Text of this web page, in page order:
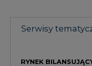
Serwisy
RYNEK